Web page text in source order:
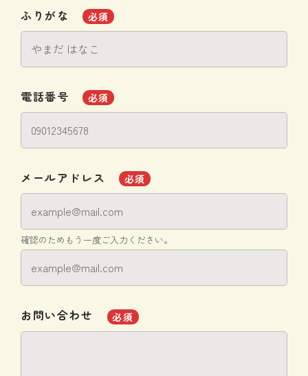
ふりがな 必須
電話番号 必須
メールアドレス 必須
確認のためもう一度ご入力ください。
お問い合わせ 必須